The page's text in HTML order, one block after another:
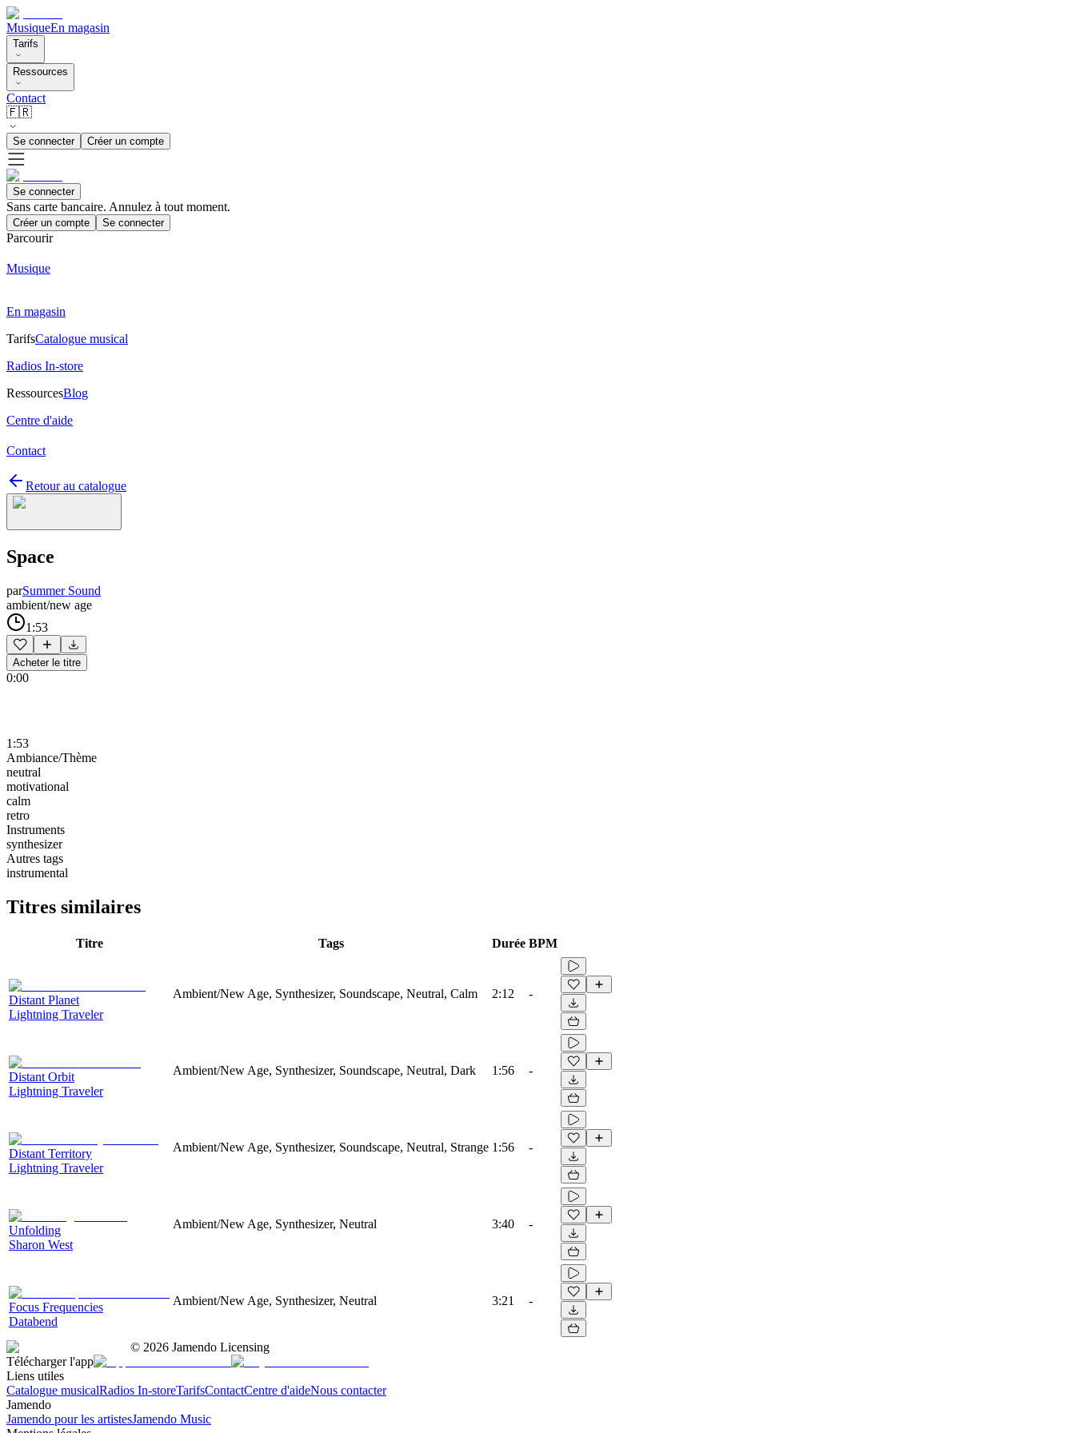
MusiqueEn magasin
Tarifs
Ressources
Contact
🇫🇷
Se connecter Créer un compte
Se connecter
Sans carte bancaire. Annulez à tout moment.
Créer un compte Se connecter
Parcourir
Musique
En magasin
TarifsCatalogue musical
Radios In-store
RessourcesBlog
Centre d'aide
Contact
Retour au catalogue
Space
parSummer Sound
ambient/new age
1:53
Acheter le titre
0:00
1:53
Ambiance/Thème
neutral
motivational
calm
retro
Instruments
synthesizer
Autres tags
instrumental
Titres similaires
Titre Tags Durée BPM
Distant Planet
Lightning Traveler
Ambient/New Age, Synthesizer, Soundscape, Neutral, Calm 2:12 -
Distant Orbit
Lightning Traveler
Ambient/New Age, Synthesizer, Soundscape, Neutral, Dark 1:56 -
Distant Territory
Lightning Traveler
Ambient/New Age, Synthesizer, Soundscape, Neutral, Strange 1:56 -
Unfolding
Sharon West
Ambient/New Age, Synthesizer, Neutral 3:40 -
Focus Frequencies
Databend
Ambient/New Age, Synthesizer, Neutral 3:21 -
© 2026 Jamendo Licensing
Télécharger l'app
Liens utiles
Catalogue musicalRadios In-storeTarifsContactCentre d'aideNous contacter
Jamendo
Jamendo pour les artistesJamendo Music